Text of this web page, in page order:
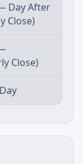
Day After
Close)
Close)